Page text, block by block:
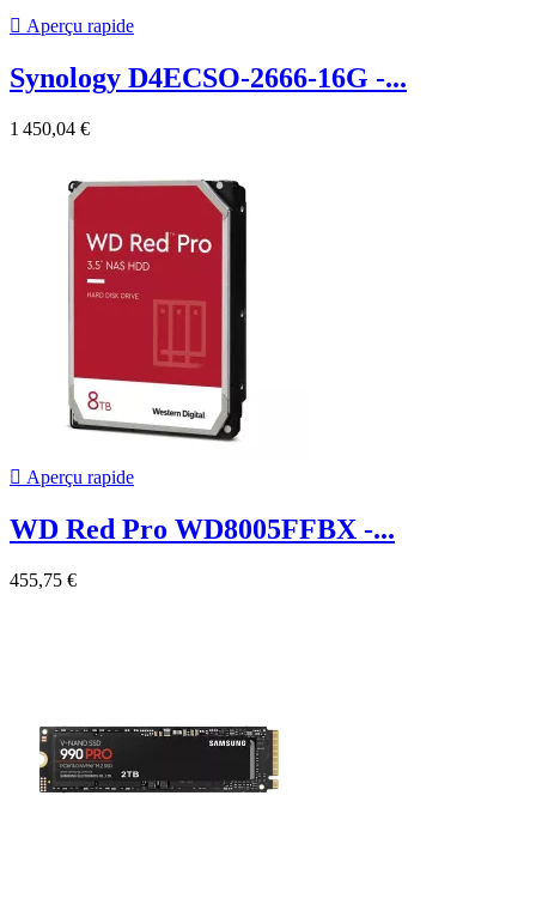
 Aperçu rapide
Synology D4ECSO-2666-16G -...
1 450,04 €
 Aperçu rapide
WD Red Pro WD8005FFBX -...
455,75 €